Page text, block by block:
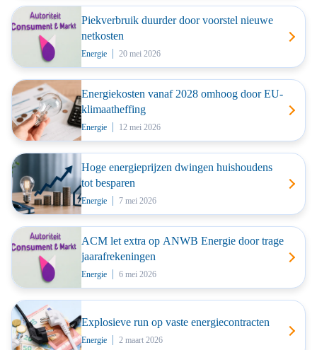
Piekverbruik duurder door voorstel nieuwe
netkosten
Energie 20 mei 2026
Energiekosten vanaf 2028 omhoog door EU-
klimaatheffing
Energie 12 mei 2026
Hoge energieprijzen dwingen huishoudens
tot besparen
Energie 7 mei 2026
ACM let extra op ANWB Energie door trage
jaarafrekeningen
Energie 6 mei 2026
Explosieve run op vaste energiecontracten
Energie 2 maart 2026